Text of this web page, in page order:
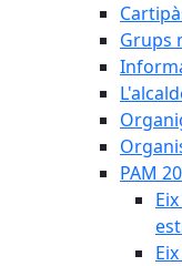
Grups
PAM